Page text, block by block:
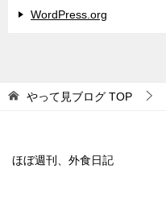
WordPress.org
やって見ブログ TOP
ほぼ週刊、外食日記